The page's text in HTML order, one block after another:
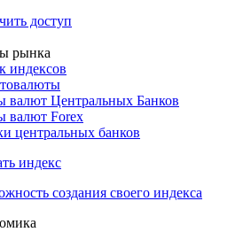
7-дневный
глобальную базу данных
доступ
рынка
индексов
валют Центральных Банков
центральных банков
индекс